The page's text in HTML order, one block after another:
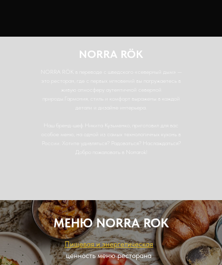
NORRA RÖK
NORRA RÖK в переводе с шведского «северный дым» —
это ресторан, где с первых мгновений вы погружаетесь в
живую атмосферу аутентичной северной
природы.Гармония, стиль и комфорт выражены в каждой
детали и дизайне интерьера.
Наш бренд-шеф Никита Кузьменко, приготовил для вас
особое меню, на одной из самых технологичных кухонь в
России. Хотите удивляться? Радоваться? Наслаждаться?
Добро пожаловать в Norrarok!
МЕНЮ NORRA ROK
Пищевая и энергетическая
ценность меню ресторана